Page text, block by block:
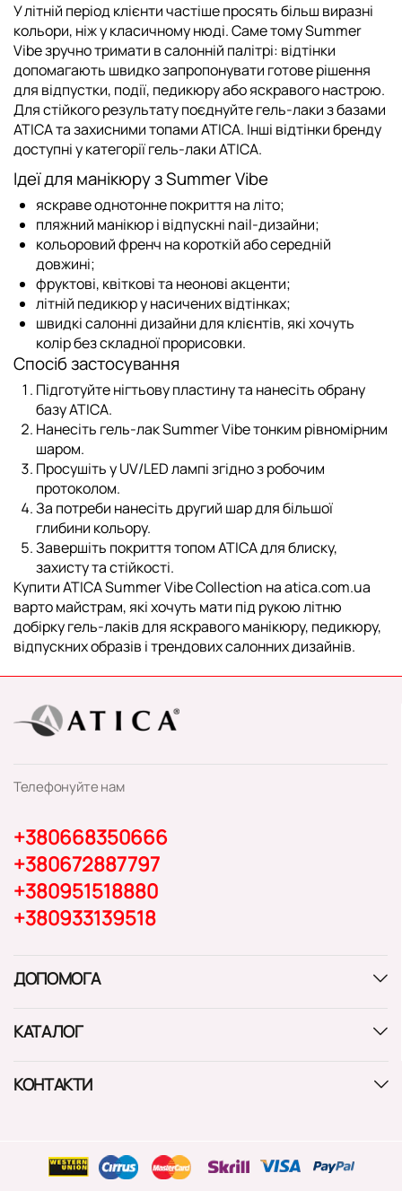
У літній період клієнти частіше просять більш виразні
кольори, ніж у класичному нюді. Саме тому Summer
Vibe зручно тримати в салонній палітрі: відтінки
допомагають швидко запропонувати готове рішення
для відпустки, події, педикюру або яскравого настрою.
Для стійкого результату поєднуйте гель-лаки збазами
ATICAта захиснимитопами ATICA. Інші відтінки бренду
доступні у категоріїгель-лаки ATICA.
Ідеї для манікюру з Summer Vibe
яскраве однотонне покриття на літо;
пляжний манікюр і відпускні nail-дизайни;
кольоровий френч на короткій або середній
довжині;
фруктові, квіткові та неонові акценти;
літній педикюр у насичених відтінках;
швидкі салонні дизайни для клієнтів, які хочуть
колір без складної прорисовки.
Спосіб застосування
Підготуйте нігтьову пластину та нанесіть обрану
базу ATICA.
Нанесіть гель-лак Summer Vibe тонким рівномірним
шаром.
Просушіть у UV/LED лампі згідно з робочим
протоколом.
За потреби нанесіть другий шар для більшої
глибини кольору.
Завершіть покриття топом ATICA для блиску,
захисту та стійкості.
КупитиATICA Summer Vibe Collection на atica.com.ua
варто майстрам, які хочуть мати під рукою літню
добірку гель-лаків для яскравого манікюру, педикюру,
відпускних образів і трендових салонних дизайнів.
Телефонуйте нам
+380668350666
+380672887797
+380951518880
+380933139518
ДОПОМОГА
КАТАЛОГ
КОНТАКТИ